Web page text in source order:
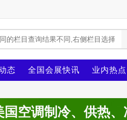
态 全国会展快讯 业内热
国空调制冷、供热